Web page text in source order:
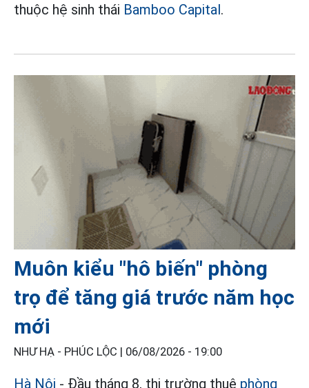
thuộc hệ sinh thái Bamboo Capital.
Muôn kiểu "hô biến" phòng
trọ để tăng giá trước năm học
mới
NHƯ HẠ - PHÚC LỘC | 06/08/2026 - 19:00
Hà Nội - Đầu tháng 8, thị trường thuê phòng